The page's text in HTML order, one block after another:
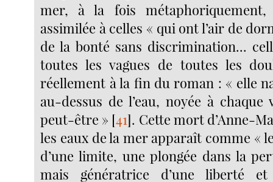
mer, à la fois
assimilée à celles « qui ont l’air de
de la bonté sans discrimination...
toutes les vagues de toutes les
réellement à la fin du roman : « elle
au-dessus de l’eau, noyée à chaque
peut-être » [41]. Cette mort d’Anne-
les eaux de la mer apparaît comme «
d’une limite, une plongée dans la
mais génératrice d’une liberté et